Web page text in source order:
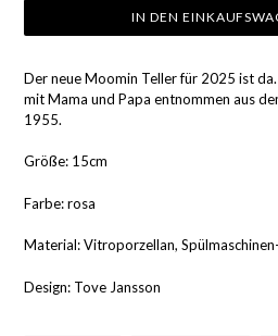
IN DEN
Der neue Moomin Teller für 2025 ist
mit Mama und Papa entnommen aus
1955.
Größe: 15cm
Farbe: rosa
Material: Vitroporzellan,
Design: Tove Jansson